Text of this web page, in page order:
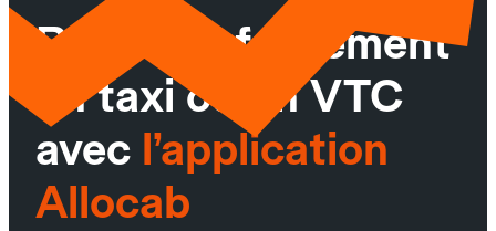
Réservez facilement
un taxi ou un VTC
avec l’application
Allocab